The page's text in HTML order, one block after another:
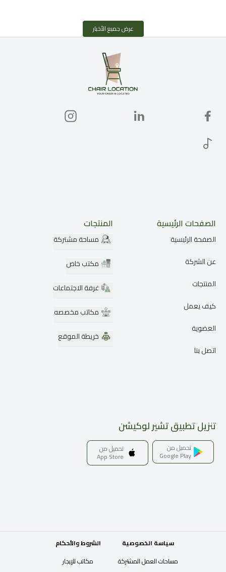
عرض جميع الأخبار
الصفحات الرئيسية
الصفحة الرئيسية
عن الشركة
المنتجات
كيف يعمل
العضوية
اتصل بنا
المنتجات
مساحة مشتركة
مكتب خاص
غرفة الاجتماعات
مكاتب مخصصه
خريطة الموقع
تنزيل تطبيق تشير لوكيشن
تحميل من
Google Play
تحميل من
App Store
سياسة الخصوصية
الشروط والأحكام
مساحات العمل المشتركة
مكاتب للإيجار